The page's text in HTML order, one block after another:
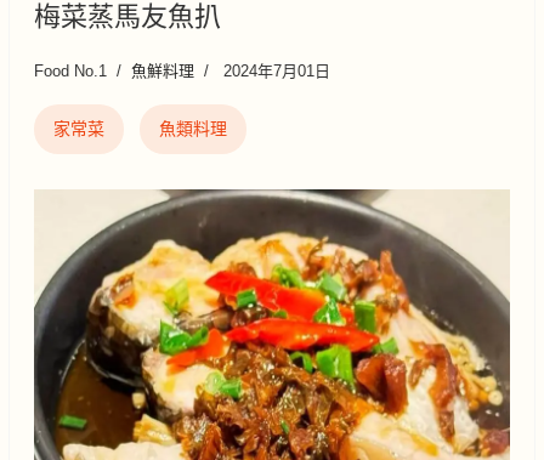
梅菜蒸馬友魚扒
Food No.1 魚鮮料理 2024年7月01日
家常菜 魚類料理